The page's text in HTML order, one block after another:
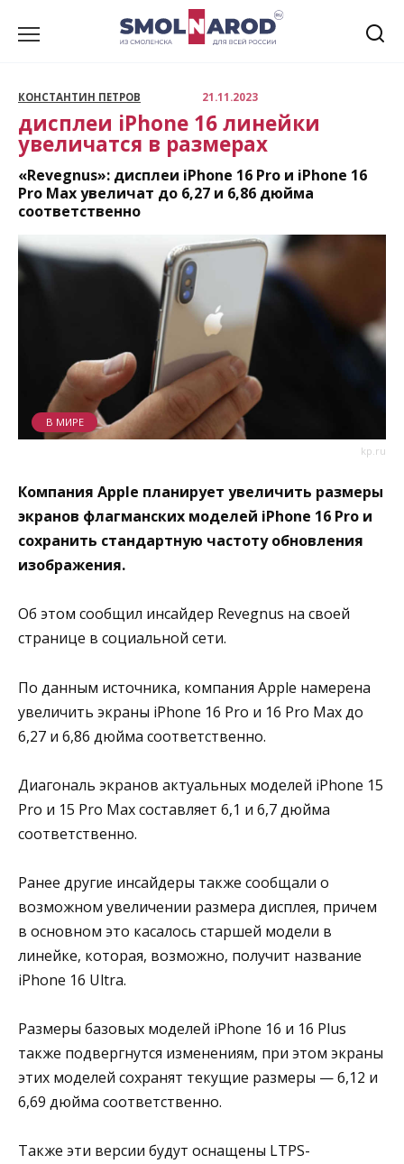
КОНСТАНТИН ПЕТРОВ 21.11.2023
дисплеи iPhone 16 линейки
увеличатся в размерах
«Revegnus»: дисплеи iPhone 16 Pro и iPhone 16
Pro Max увеличат до 6,27 и 6,86 дюйма
соответственно
kp.ru
В МИРЕ
Компания Apple планирует увеличить размеры
экранов флагманских моделей iPhone 16 Pro и
сохранить стандартную частоту обновления
изображения.
Об этом сообщил инсайдер Revegnus на своей
странице в социальной сети.
По данным источника, компания Apple намерена
увеличить экраны iPhone 16 Pro и 16 Pro Max до
6,27 и 6,86 дюйма соответственно.
Диагональ экранов актуальных моделей iPhone 15
Pro и 15 Pro Max составляет 6,1 и 6,7 дюйма
соответственно.
Ранее другие инсайдеры также сообщали о
возможном увеличении размера дисплея, причем
в основном это касалось старшей модели в
линейке, которая, возможно, получит название
iPhone 16 Ultra.
Размеры базовых моделей iPhone 16 и 16 Plus
также подвергнутся изменениям, при этом экраны
этих моделей сохранят текущие размеры — 6,12 и
6,69 дюйма соответственно.
Также эти версии будут оснащены LTPS-